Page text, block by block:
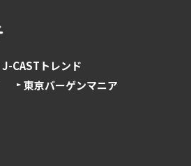
J-CASTトレンド
東京バーゲンマニア